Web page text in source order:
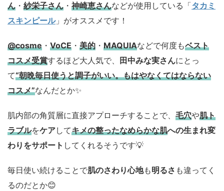
ん ・ 紗栄子さん ・ 神崎恵さんなどが使用している「タカミ
スキンピール」がオススメです！
@cosme ・ VoCE ・ 美的 ・ MAQUIAなどで何度もベスト
コスメ受賞するほど大人気で、 田中みな実さんにとっ
て“朝晩毎日使うと調子がいい。もはやなくてはならない
コスメ”なんだとか✨
肌内部の角質層に直接アプローチすることで、 毛穴や肌ト
ラブルをケアしてキメの整ったなめらかな肌への生まれ変
わりをサポート してくれるそうです💡
毎日使い続けることで肌のさわり心地も明るさ も違ってく
るのだとか😊